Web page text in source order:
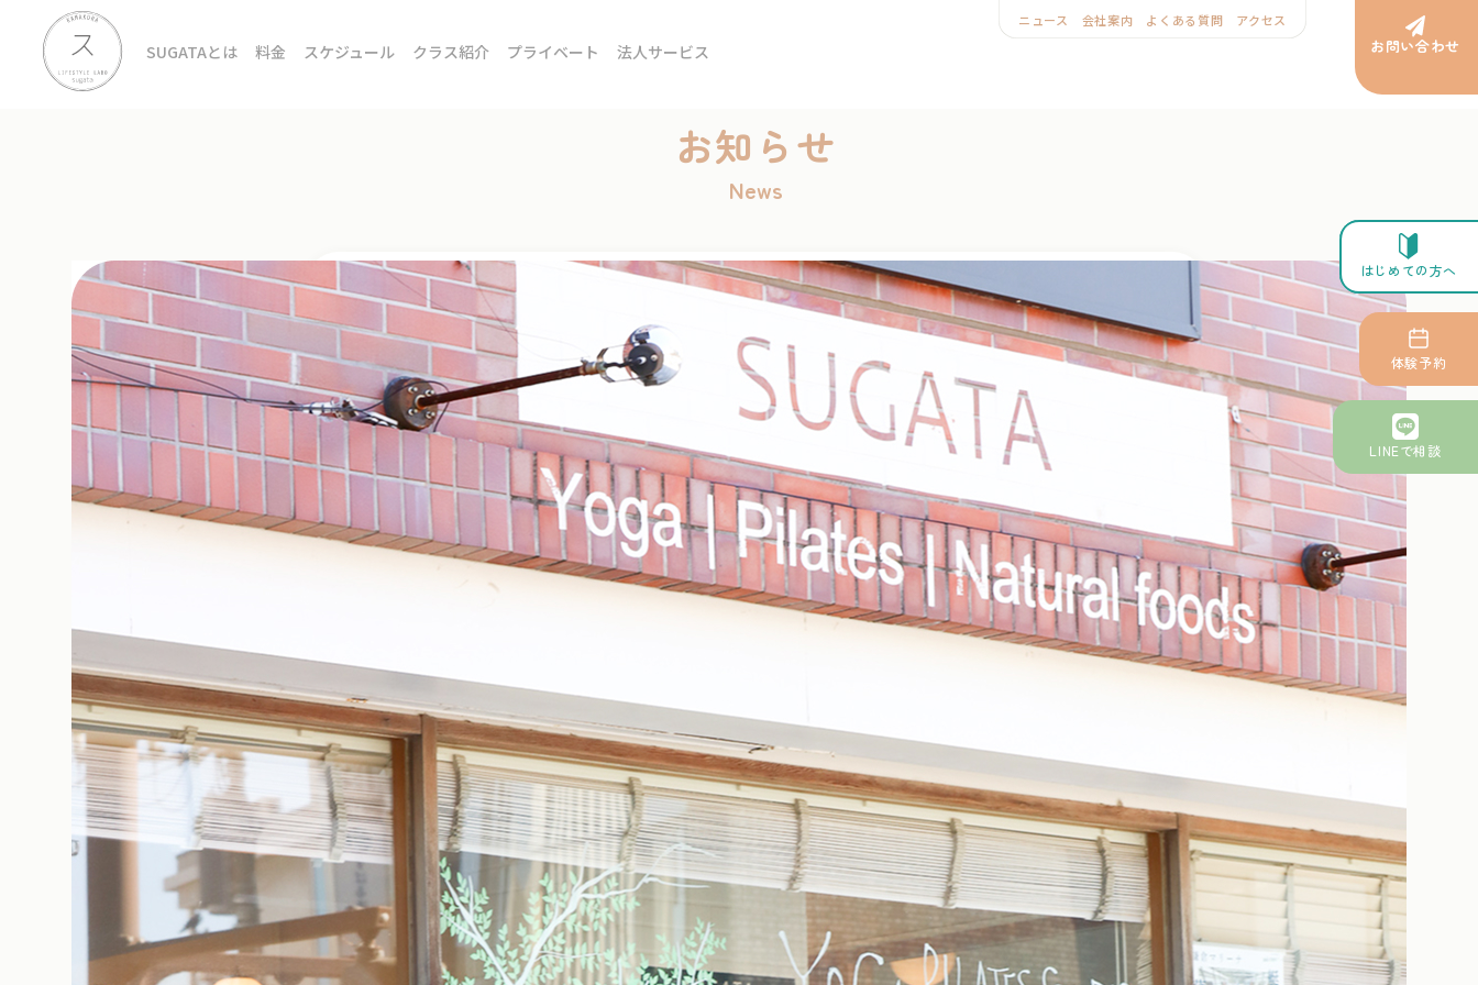
はじめての方へ
体験予約
LINEで相談
ニュース 会社案内 よくある質問 アクセス
SUGATAとは 料金 スケジュール クラス紹介 プライベート 法人サービス お問い合わせ
お知らせ
News
2019.03.04 【スガタコラム】mama&babyピラティス＊クラスの風景〜ごあいさつタッチ〜
2018.12.16 【鎌倉店】プログラム紹介『ベーシックヨガ』
【鎌倉店】ずっと元気でいて欲しい。ゆっくりペースで運動できるレッスン
【スガタコラム】ママと赤ちゃんのスキンシップ/ベビー編 〜mama&babyピラティス〜
【鎌倉店】 Mama とBabyの為のピラティスクラス 開催中！
【スガタコラム】ママとあかちゃんが 安心して楽しめる場所 〜mama&babyピラティス〜
2018.07.27 【鎌倉店】オステオパシー×ピラティス（プライベートセッション）
2018.03.14 【鎌倉店】パーソナルストレッチ モニター20名様限定募集!
« 1 … 31 32